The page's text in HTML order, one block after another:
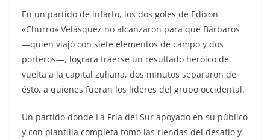
En un partido de infarto, los dos goles de Edixon
«Churro» Velásquez no alcanzaron para que Bárbaros
—quien viajó con siete elementos de campo y dos
porteros—, lograra traerse un resultado heróico de
vuelta a la capital zuliana, dos minutos separaron de
ésto, a quienes fueran los lideres del grupo occidental.
Un partido donde La Fría del Sur apoyado en su público
y con plantilla completa tomo las riendas del desafío y